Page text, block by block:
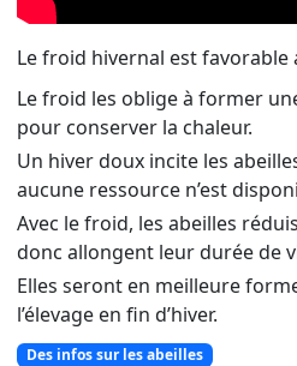
Le froid hivernal est favorable
Le froid les oblige à former
pour conserver la chaleur.
Un hiver doux incite les
aucune ressource n’est
Avec le froid, les abeilles
donc allongent leur durée de
Elles seront en meilleure
l’élevage en fin d’hiver.
Des infos sur les abeilles